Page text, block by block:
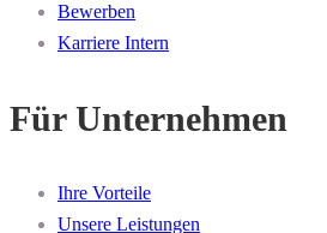
Bewerben
Karriere Intern
Für Unternehmen
Ihre Vorteile
Unsere Leistungen